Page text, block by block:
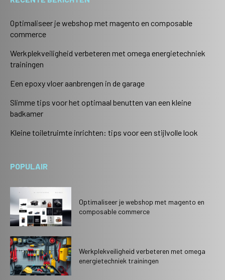
Optimaliseer je webshop met magento en composable
commerce
Werkplekveiligheid verbeteren met omega energietechniek
trainingen
Een epoxy vloer aanbrengen in de garage
Slimme tips voor het optimaal benutten van een kleine
badkamer
Kleine toiletruimte inrichten: tips voor een stijlvolle look
POPULAIR
Optimaliseer je webshop met magento en
composable commerce
Werkplekveiligheid verbeteren met omega
energietechniek trainingen